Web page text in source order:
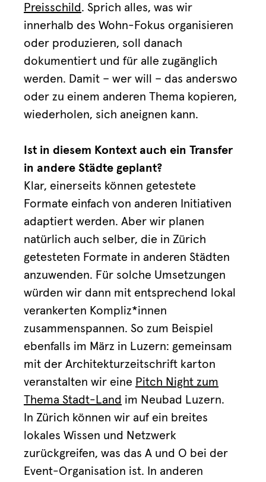
Preisschild . Sprich alles, was wir
innerhalb des Wohn-Fokus organisieren
oder produzieren, soll danach
dokumentiert und für alle zugänglich
werden. Damit – wer will – das anderswo
oder zu einem anderen Thema kopieren,
wiederholen, sich aneignen kann.
Ist in diesem Kontext auch ein Transfer
in andere Städte geplant?
Klar, einerseits können getestete
Formate einfach von anderen Initiativen
adaptiert werden. Aber wir planen
natürlich auch selber, die in Zürich
getesteten Formate in anderen Städten
anzuwenden. Für solche Umsetzungen
würden wir dann mit entsprechend lokal
verankerten Kompliz*innen
zusammenspannen. So zum Beispiel
ebenfalls im März in Luzern: gemeinsam
mit der Architekturzeitschrift karton
veranstalten wir eine Pitch Night zum
Thema Stadt-Land im Neubad Luzern.
In Zürich können wir auf ein breites
lokales Wissen und Netzwerk
zurückgreifen, was das A und O bei der
Event-Organisation ist. In anderen